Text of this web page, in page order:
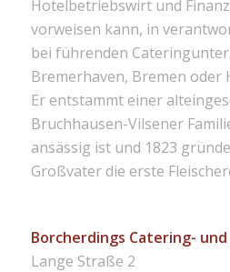
Hotelbetriebswirt und
vorweisen kann, in
bei führenden
Bremerhaven, Bremen oder
Er entstammt einer
Bruchhausen-Vilsener
ansässig ist und 1823
Großvater die erste
Borcherdings Catering-
Lange Straße 2